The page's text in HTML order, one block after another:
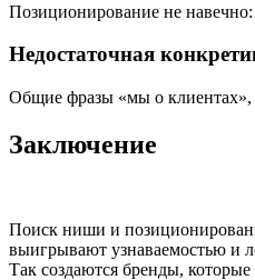
Позиционирование не
Недостаточная
Общие фразы «мы о клиентах»,
Заключение
Поиск ниши и
выигрывают узнаваемостью и
Так создаются бренды,